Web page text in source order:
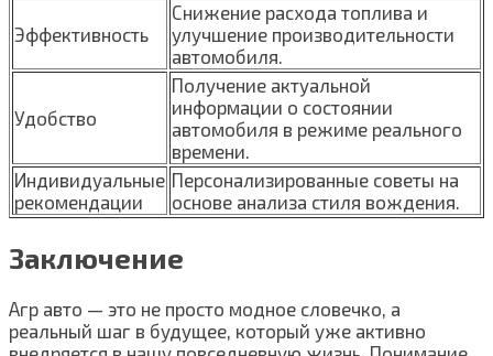
Эффективность
Снижение расхода топлива и
улучшение производительности
автомобиля.
Удобство
Получение актуальной
информации о состоянии
автомобиля в режиме реального
времени.
Индивидуальные
рекомендации
Персонализированные советы на
основе анализа стиля вождения.
Заключение
Агр авто — это не просто модное словечко, а
реальный шаг в будущее, который уже активно